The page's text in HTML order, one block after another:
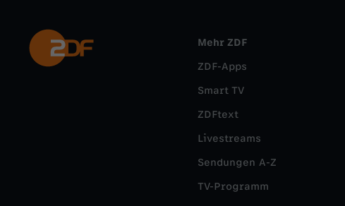
Mehr ZDF
ZDF-Apps
Smart TV
ZDFtext
Livestreams
Sendungen A-Z
TV-Programm